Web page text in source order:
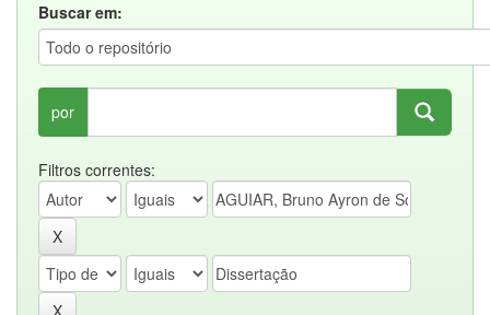
Buscar em:
por
Filtros correntes: